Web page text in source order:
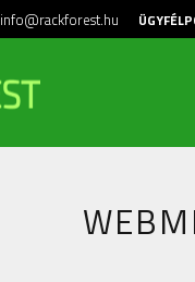
info@rackforest.hu